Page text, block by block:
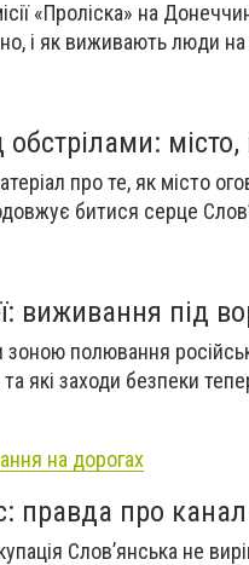
«Проліска» на
і як виживають люди на
обстрілами:
про те, як місто
битися серце
виживання під
полювання
та які заходи безпеки
на дорогах
правда про
Слов’янська не